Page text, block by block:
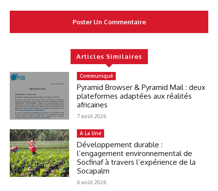
Articles Similaires
Communiqué
Pyramid Browser & Pyramid Mail : deux
plateformes adaptées aux réalités
africaines
7 août 2026
A La Une
Développement durable :
l’engagement environnemental de
Socfinaf à travers l’expérience de la
Socapalm
6 août 2026